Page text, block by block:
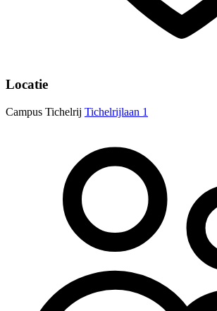
Locatie
Campus Tichelrij Tichelrijlaan 1